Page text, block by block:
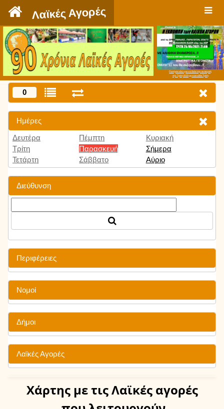
Λαϊκές Αγορές
Πατήστε εδώ για να δείτε την εκπομπή
την Τρίτη 9:00 μμ και κάθε Τρίτη
0
Ημέρες
Δευτέρα
Τρίτη
Τετάρτη
Πέμπτη
Παρασκευή
Σάββατο
Κυριακή
Σήμερα
Αύριο
Διεύθυνση
Περιφέρειες
Νομοί
Δήμοι
Λαϊκές Αγορές
Χάρτης με τις Λαϊκές αγορές